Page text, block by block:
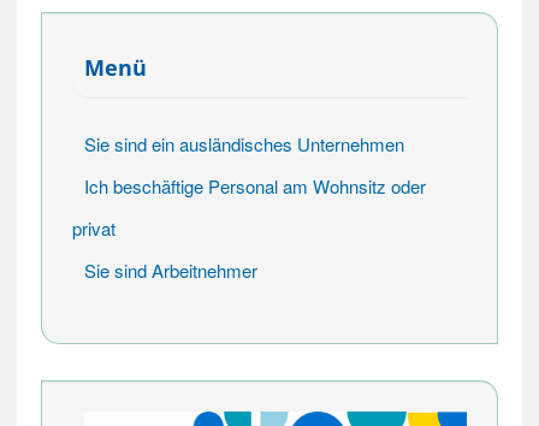
Menü
Sie sind ein ausländisches Unternehmen
Ich beschäftige Personal am Wohnsitz oder
privat
Sie sind Arbeitnehmer